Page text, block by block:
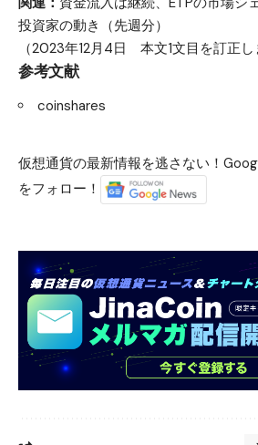
投資家の動き（先週分）
（2023年12月4日 本文1文目を訂正し
参考文献
coinshares
仮想通貨の最新情報を逃さない！
をフォロー！